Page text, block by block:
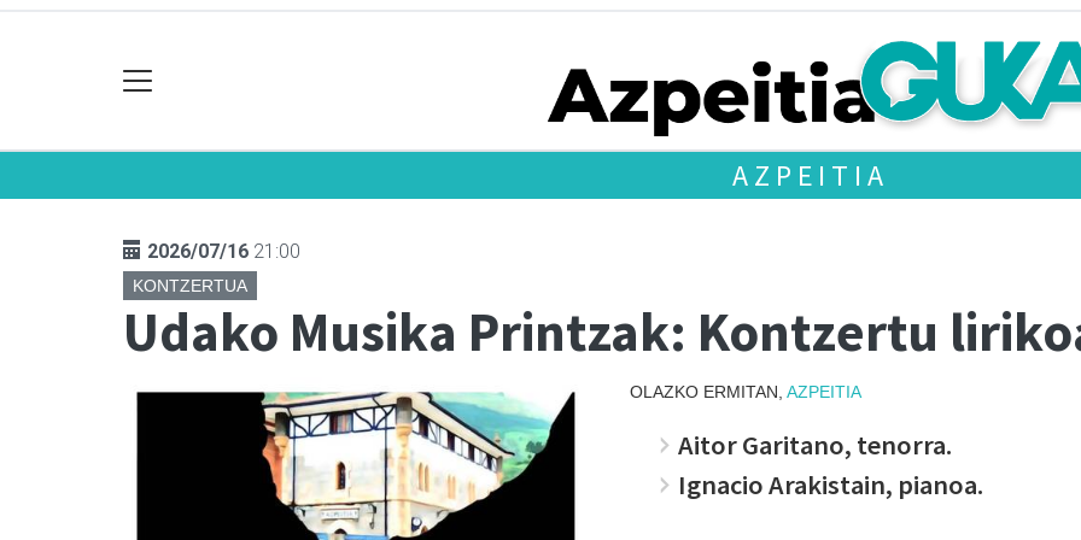
AZPEITIA
2026/07/16 21:00
KONTZERTUA
Udako Musika Printzak: Kontzertu
OLAZKO ERMITAN, AZPEITIA
Aitor Garitano, tenorra.
Ignacio Arakistain, pianoa.